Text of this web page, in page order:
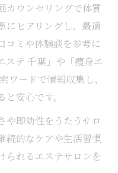
効果的な通い方
カウンセリングで体質
にヒアリングし、最適
コミや体験談を参考に
ステ 千葉」や「痩身エ
ワードで情報収集し、
安心です。
や即効性をうたうサロ
続的なケアや生活習慣
られるエステサロンを